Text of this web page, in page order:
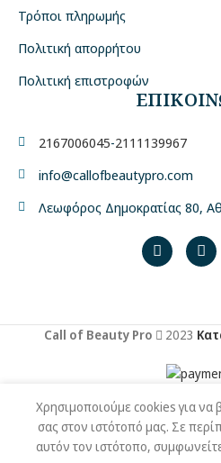
Τρόποι πληρωμής
Πολιτική απορρήτου
Πολιτική επιστροφών
2167006045-2111139967
info@callofbeautypro.com
Λεωφόρος Δημοκρατίας 80,
Call of Beauty Pro 2023
Χρησιμοποιούμε cookies για να
σας στον ιστότοπό μας. Σε
αυτόν τον ιστότοπο,